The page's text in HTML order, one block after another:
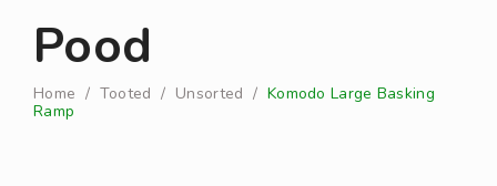
Pood
Home / Tooted / Unsorted / Komodo Large Basking
Ramp